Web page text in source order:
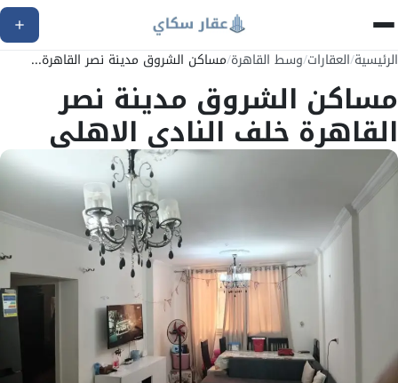
الرئيسية/العقارات/وسط القاهرة/مساكن الشروق مدينة نصر القاهرة...
مساكن الشروق مدينة نصر
القاهرة خلف النادى الاهلى